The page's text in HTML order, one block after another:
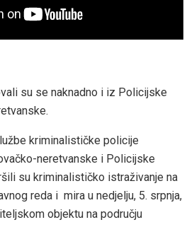
su se naknadno i iz Policijske
kriminalističke policije
neretvanske i Policijske
su kriminalističko istraživanje na
reda i mira u nedjelju, 5. srpnja,
objektu na području